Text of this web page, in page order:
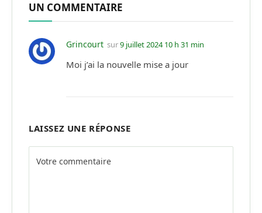
UN COMMENTAIRE
Grincourt sur9 juillet 2024 10 h 31 min
Moi j’ai la nouvelle mise a jour
LAISSEZ UNE RÉPONSE